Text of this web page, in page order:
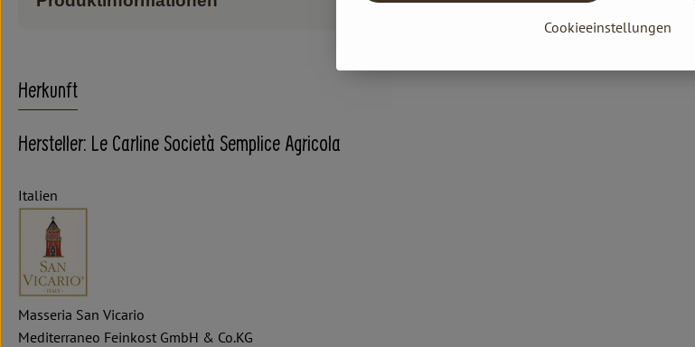
Herkunft
Hersteller: Le Carline Società Semplice Agricola
Italien
Masseria San Vicario
Mediterraneo Feinkost GmbH & Co.KG
Cookieeinstellungen